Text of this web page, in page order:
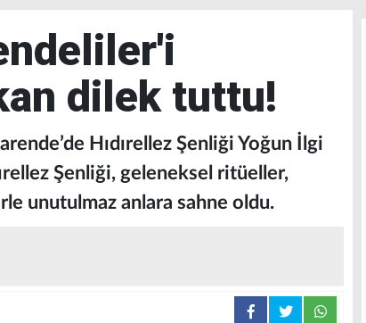
dilek tuttu!
Hıdırellez Şenliği Yoğun İlgi
Şenliği, geleneksel ritüeller,
unutulmaz anlara sahne oldu.